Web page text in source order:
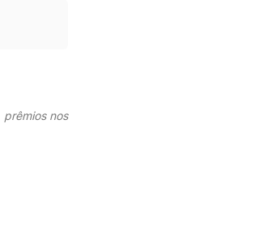
prêmios nos